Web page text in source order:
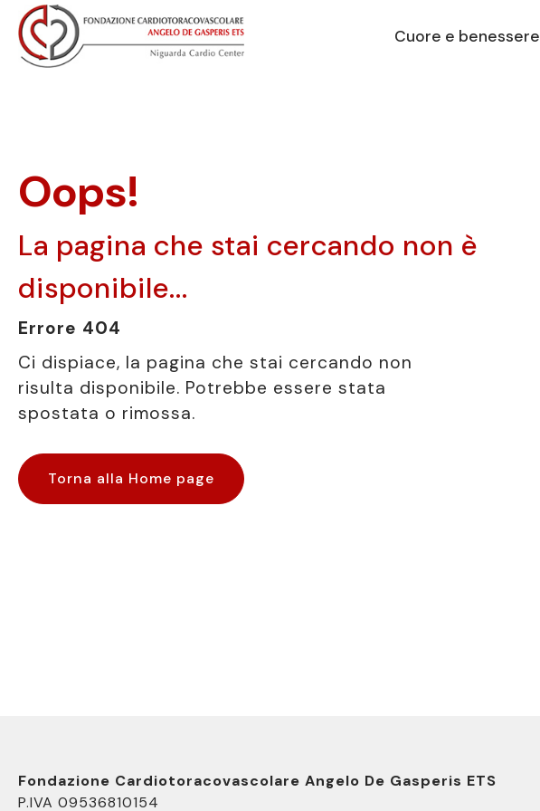
Vai alla navigazione principale
Vai al contenuto principale
Cuore e benessere
Oops!
La pagina che stai cercando non è
disponibile...
Errore 404
Ci dispiace, la pagina che stai cercando non
risulta disponibile. Potrebbe essere stata
spostata o rimossa.
Torna alla Home page
Fondazione Cardiotoracovascolare Angelo De Gasperis ETS
P.IVA 09536810154